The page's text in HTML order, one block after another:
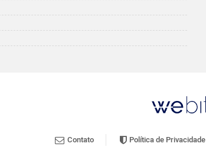
Contato Política de Privacidade